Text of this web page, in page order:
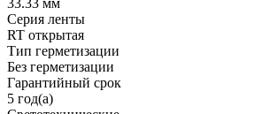
Серия ленты
RT открытая
Тип герметизации
Без герметизации
Гарантийный срок
5 год(а)